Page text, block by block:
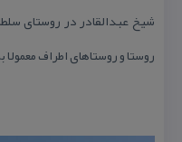
شیخ عبدالقادر در روستای
روستا و روستاهای اطراف